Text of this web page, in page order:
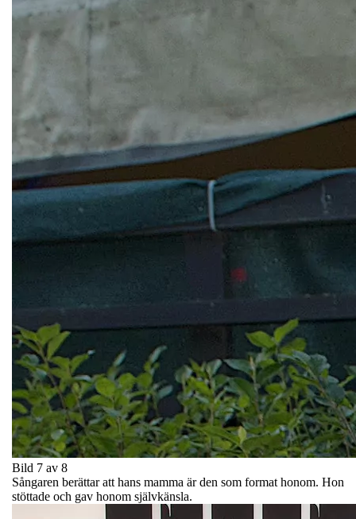
Bild 7 av 8
Sångaren berättar att hans mamma är den som format honom. Hon
stöttade och gav honom självkänsla.